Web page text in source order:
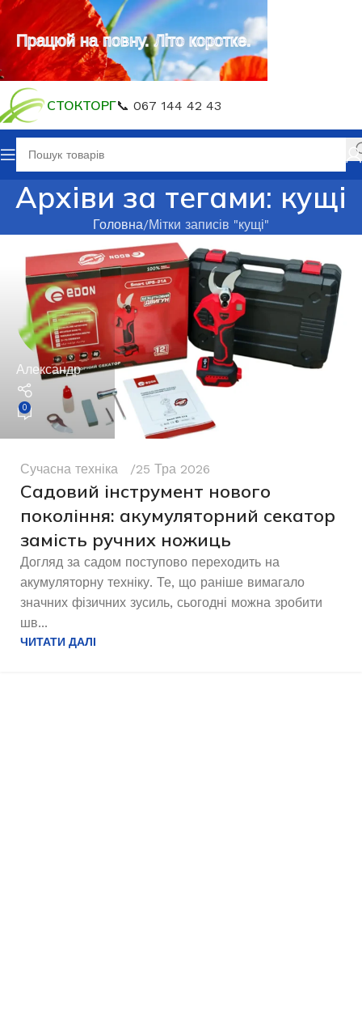
СТОКТОРГ📞 067 144 42 43
Архіви за тегами: кущі
Головна Мітки записів "кущі"
Александр
0
Сучасна техніка 25 Тра 2026
Садовий інструмент нового
покоління: акумуляторний секатор
замість ручних ножиць
Догляд за садом поступово переходить на
акумуляторну техніку. Те, що раніше вимагало
значних фізичних зусиль, сьогодні можна зробити
шв...
ЧИТАТИ ДАЛІ
Працюй на повну. Літо коротке.